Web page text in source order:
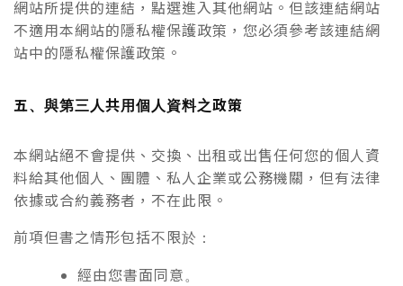
網站所提供的連結，點選進入其他網站。但該連結網站
不適用本網站的隱私權保護政策，您必須參考該連結網
站中的隱私權保護政策。
五、與第三人共用個人資料之政策
本網站絕不會提供、交換、出租或出售任何您的個人資
料給其他個人、團體、私人企業或公務機關，但有法律
依據或合約義務者，不在此限。
前項但書之情形包括不限於：
經由您書面同意。